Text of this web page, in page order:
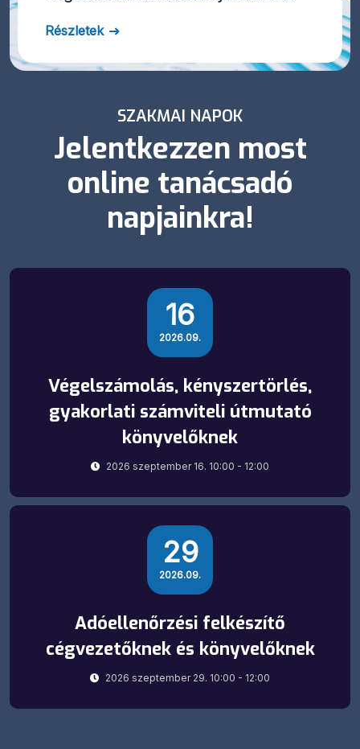
Részletek
SZAKMAI NAPOK
Jelentkezzen most
online tanácsadó
napjainkra!
16
2026.09.
Végelszámolás, kényszertörlés,
gyakorlati számviteli útmutató
könyvelőknek
2026 szeptember 16. 10:00 - 12:00
29
2026.09.
Adóellenőrzési felkészítő
cégvezetőknek és könyvelőknek
2026 szeptember 29. 10:00 - 12:00